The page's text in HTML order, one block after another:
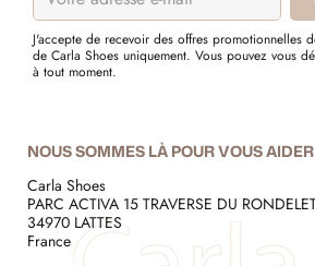
J'accepte de recevoir des offres promotionnelles
de Carla Shoes uniquement. Vous pouvez vous
à tout moment.
NOUS SOMMES LÀ POUR VOUS AIDER
Carla Shoes
PARC ACTIVA 15 TRAVERSE DU
34970 LATTES
France